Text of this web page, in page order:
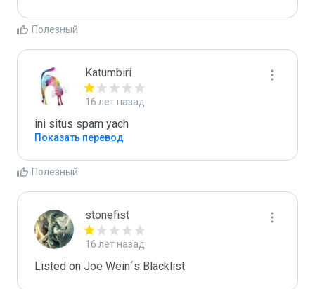
Полезный
Katumbiri
16 лет назад
ini situs spam yach
Показать перевод
Полезный
stonefist
16 лет назад
Listed on Joe Wein´s Blacklist